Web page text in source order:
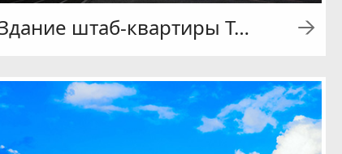
Здание штаб-квартиры Tencent в Гуанчжоу